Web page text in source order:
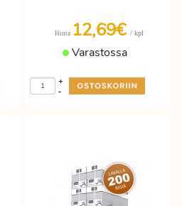
Hinta 12,69€ / kpl
Varastossa
-
+